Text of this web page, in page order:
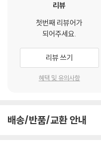
리뷰
첫번째 리뷰어가
되어주세요.
리뷰 쓰기
혜택 및 유의사항
배송/반품/교환 안내